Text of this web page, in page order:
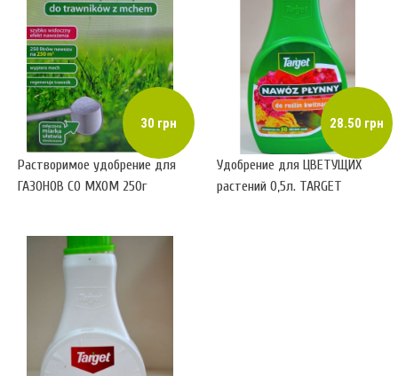
30 грн
Растворимое удобрение для
ГАЗОНОВ СО МХОМ 250г
28.50 грн
Удобрение для ЦВЕТУЩИХ
растений 0,5л. TARGET